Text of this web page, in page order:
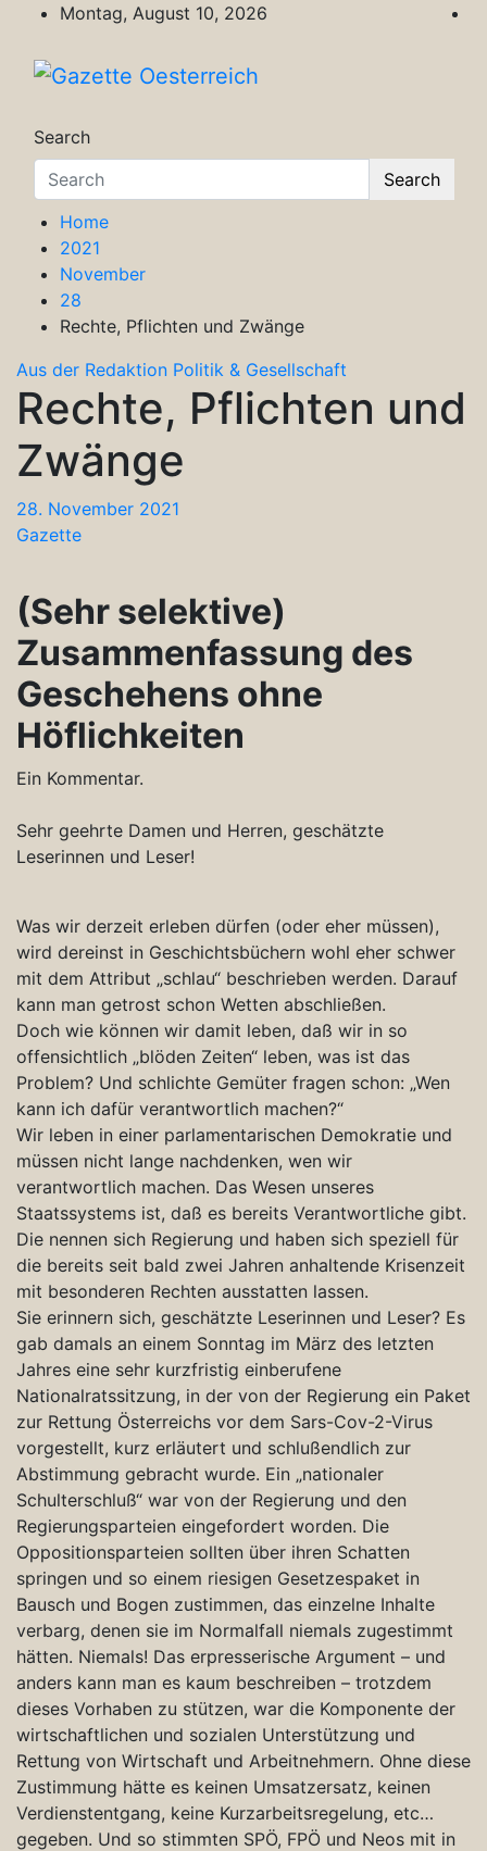
content
Montag, August 10, 2026
Search
Search
Home
2021
November
28
Rechte, Pflichten und Zwänge
Aus der Redaktion Politik & Gesellschaft
Rechte, Pflichten und
Zwänge
28. November 2021
Gazette
(Sehr selektive)
Zusammenfassung des
Geschehens ohne
Höflichkeiten
Ein Kommentar.
Sehr geehrte Damen und Herren, geschätzte
Leserinnen und Leser!
Was wir derzeit erleben dürfen (oder eher müssen),
wird dereinst in Geschichtsbüchern wohl eher schwer
mit dem Attribut „schlau“ beschrieben werden. Darauf
kann man getrost schon Wetten abschließen.
Doch wie können wir damit leben, daß wir in so
offensichtlich „blöden Zeiten“ leben, was ist das
Problem? Und schlichte Gemüter fragen schon: „Wen
kann ich dafür verantwortlich machen?“
Wir leben in einer parlamentarischen Demokratie und
müssen nicht lange nachdenken, wen wir
verantwortlich machen. Das Wesen unseres
Staatssystems ist, daß es bereits Verantwortliche gibt.
Die nennen sich Regierung und haben sich speziell für
die bereits seit bald zwei Jahren anhaltende Krisenzeit
mit besonderen Rechten ausstatten lassen.
Sie erinnern sich, geschätzte Leserinnen und Leser? Es
gab damals an einem Sonntag im März des letzten
Jahres eine sehr kurzfristig einberufene
Nationalratssitzung, in der von der Regierung ein Paket
zur Rettung Österreichs vor dem Sars-Cov-2-Virus
vorgestellt, kurz erläutert und schlußendlich zur
Abstimmung gebracht wurde. Ein „nationaler
Schulterschluß“ war von der Regierung und den
Regierungsparteien eingefordert worden. Die
Oppositionsparteien sollten über ihren Schatten
springen und so einem riesigen Gesetzespaket in
Bausch und Bogen zustimmen, das einzelne Inhalte
verbarg, denen sie im Normalfall niemals zugestimmt
hätten. Niemals! Das erpresserische Argument – und
anders kann man es kaum beschreiben – trotzdem
dieses Vorhaben zu stützen, war die Komponente der
wirtschaftlichen und sozialen Unterstützung und
Rettung von Wirtschaft und Arbeitnehmern. Ohne diese
Zustimmung hätte es keinen Umsatzersatz, keinen
Verdienstentgang, keine Kurzarbeitsregelung, etc…
gegeben. Und so stimmten SPÖ, FPÖ und Neos mit in